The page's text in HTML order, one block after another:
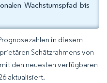
Wachstumspfad bis
in diesem
Schätzrahmens von
den neuesten verfügbaren
aktualisiert.